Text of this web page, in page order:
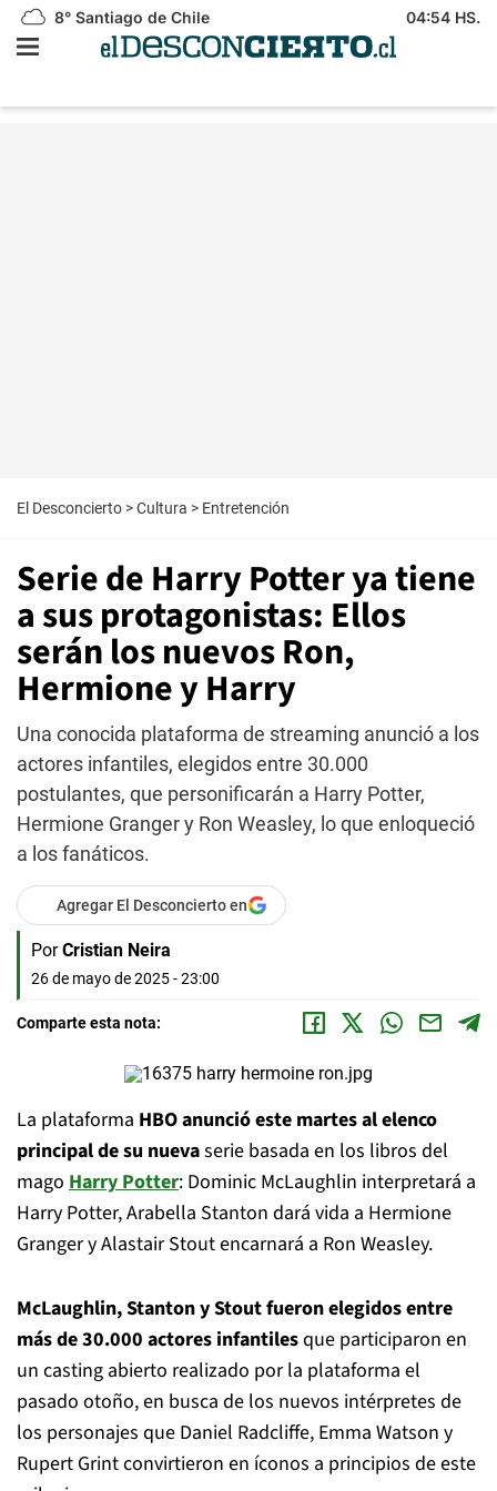
8° Santiago de Chile 04:54 HS.
El Desconcierto >Cultura > Entretención
Serie de Harry Potter ya tiene
a sus protagonistas: Ellos
serán los nuevos Ron,
Hermione y Harry
Una conocida plataforma de streaming anunció a los
actores infantiles, elegidos entre 30.000
postulantes, que personificarán a Harry Potter,
Hermione Granger y Ron Weasley, lo que enloqueció
a los fanáticos.
Agregar El Desconcierto en
Por Cristian Neira
26 de mayo de 2025 - 23:00
Comparte esta nota:
La plataforma HBO anunció este martes al elenco
principal de su nuevaserie basada en los libros del
mago Harry Potter: Dominic McLaughlin interpretará a
Harry Potter, Arabella Stanton dará vida a Hermione
Granger y Alastair Stout encarnará a Ron Weasley.
McLaughlin, Stanton y Stout fueron elegidos entre
más de 30.000 actores infantilesque participaron en
un casting abierto realizado por la plataforma el
pasado otoño, en busca de los nuevos intérpretes de
los personajes que Daniel Radcliffe, Emma Watson y
Rupert Grint convirtieron en íconos a principios de este